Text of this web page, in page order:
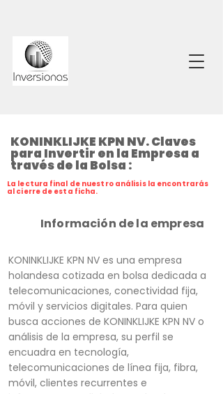
KONINKLIJKE KPN NV. Claves
para Invertir en la Empresa a
través de la Bolsa :
La lectura final de nuestro análisis la encontrarás
al cierre de esta ficha.
Información de la empresa
KONINKLIJKE KPN NV es una empresa
holandesa cotizada en bolsa dedicada a
telecomunicaciones, conectividad fija,
móvil y servicios digitales. Para quien
busca acciones de KONINKLIJKE KPN NV o
análisis de la empresa, su perfil se
encuadra en tecnología,
telecomunicaciones de línea fija, fibra,
móvil, clientes recurrentes e